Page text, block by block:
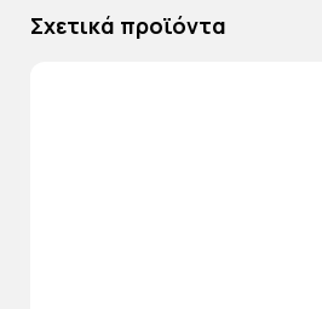
Σχετικά προϊόντα